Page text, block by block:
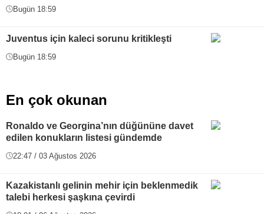
Bugün 18:59
Juventus için kaleci sorunu kritikleşti
Bugün 18:59
En çok okunan
Ronaldo ve Georgina’nın düğününe davet
edilen konukların listesi gündemde
22:47 / 03 Ağustos 2026
Kazakistanlı gelinin mehir için beklenmedik
talebi herkesi şaşkına çevirdi